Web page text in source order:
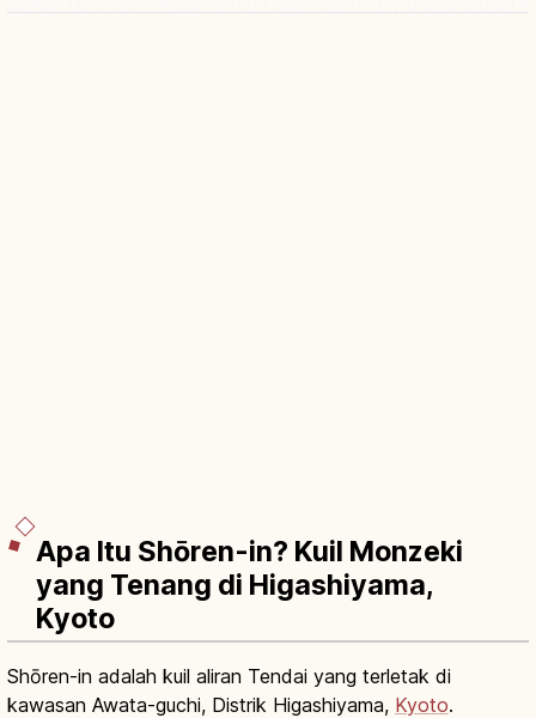
Apa Itu Shōren-in? Kuil Monzeki
yang Tenang di Higashiyama,
Kyoto
Shōren-in adalah kuil aliran Tendai yang terletak di
kawasan Awata-guchi, Distrik Higashiyama, Kyoto.